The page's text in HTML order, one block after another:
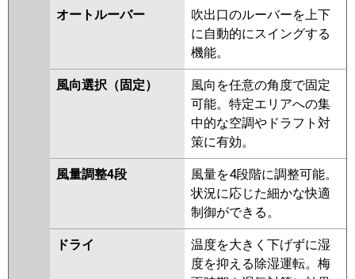
ZRMP40KV PKZ-ZRMP40KLR
PKZ-ZRMP40KR
RPK-GP40RGH4
RPK-AP40GH7 RPK-GP40RGH2
RPK-AP40GH6
RPK-GP40RGH1
FDKZ405HA5SA FDKZ405H5SA
FDKZ405H5S
パナソニック PA-P40K7GBX PA-P40K7GB PA-
PA-P40K6GB PA-
オートルーバー
吹出口のルーバーを上下
に自動的にスイングする
機能。
風向選択（固定）
風向を任意の角度で固定
可能。特定エリアへの集
中的な空調やドラフト対
策に有効。
風量調整4段
風量を4段階に調整可能。
状況に応じた細かな快適
制御ができる。
ドライ
温度を大きく下げずに湿
度を抑える除湿運転。梅